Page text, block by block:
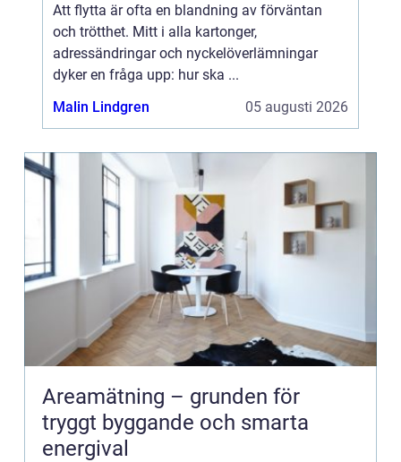
Att flytta är ofta en blandning av förväntan
och trötthet. Mitt i alla kartonger,
adressändringar och nyckelöverlämningar
dyker en fråga upp: hur ska ...
Malin Lindgren
05 augusti 2026
Areamätning – grunden för
tryggt byggande och smarta
energival